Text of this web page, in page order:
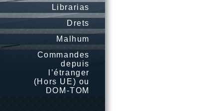
Librarias
Drets
Malhum
Commandes
depuis
l’étranger
(Hors UE) ou
DOM-TOM